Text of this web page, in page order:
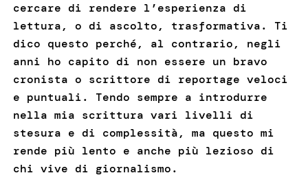
cercare di rendere l’esperienza di
lettura, o di ascolto, trasformativa. Ti
dico questo perché, al contrario, negli
anni ho capito di non essere un bravo
cronista o scrittore di reportage veloci
e puntuali. Tendo sempre a introdurre
nella mia scrittura vari livelli di
stesura e di complessità, ma questo mi
rende più lento e anche più lezioso di
chi vive di giornalismo.